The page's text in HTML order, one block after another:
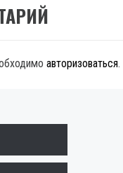
авторизоваться.